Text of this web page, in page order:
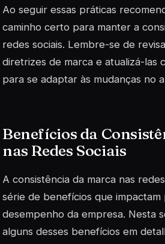
Ao seguir essas práticas
caminho certo para manter a
redes sociais. Lembre-se de
diretrizes de marca e atualizá-las
para se adaptar às mudanças no
Benefícios da
nas Redes Sociais
A consistência da marca nas
série de benefícios que impactam
desempenho da empresa. Nesta
alguns desses benefícios em